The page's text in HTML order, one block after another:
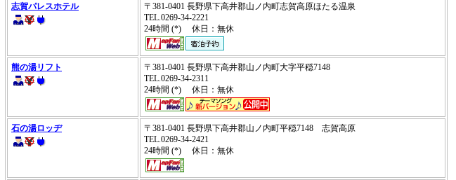
志賀パレスホテル
〒381-0401 長野県下高井郡山ノ内町志賀高原ほたる温泉
TEL.0269-34-2221
24時間 (*) 休日：無休
熊の湯リフト
〒381-0401 長野県下高井郡山ノ内町大字平穏7148
TEL.0269-34-2311
24時間 (*) 休日：無休
石の湯ロッヂ
〒381-0401 長野県下高井郡山ノ内町平穏7148 志賀高原
TEL.0269-34-2421
24時間 (*) 休日：無休